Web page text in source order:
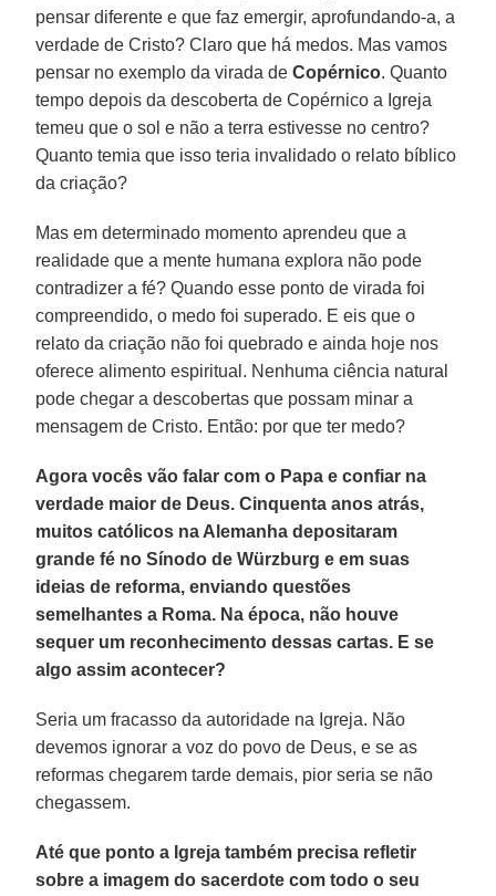
pensar diferente e que faz emergir, aprofundando-a, a
verdade de Cristo? Claro que há medos. Mas vamos
pensar no exemplo da virada deCopérnico. Quanto
tempo depois da descoberta de Copérnico a Igreja
temeu que o sol e não a terra estivesse no centro?
Quanto temia que isso teria invalidado o relato bíblico
da criação?
Mas em determinado momento aprendeu que a
realidade que a mente humana explora não pode
contradizer a fé? Quando esse ponto de virada foi
compreendido, o medo foi superado. E eis que o
relato da criação não foi quebrado e ainda hoje nos
oferece alimento espiritual. Nenhuma ciência natural
pode chegar a descobertas que possam minar a
mensagem de Cristo. Então: por que ter medo?
Agora vocês vão falar com o Papa e confiar na
verdade maior de Deus. Cinquenta anos atrás,
muitos católicos na Alemanha depositaram
grande fé no Sínodo de Würzburg e em suas
ideias de reforma, enviando questões
semelhantes a Roma. Na época, não houve
sequer um reconhecimento dessas cartas. E se
algo assim acontecer?
Seria um fracasso da autoridade na Igreja. Não
devemos ignorar a voz do povo de Deus, e se as
reformas chegarem tarde demais, pior seria se não
chegassem.
Até que ponto a Igreja também precisa refletir
sobre a imagem do sacerdote com todo o seu